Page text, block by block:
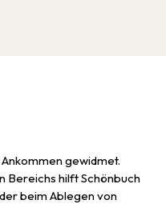
gewidmet.
Bereichs hilft Schönbuch
beim Ablegen von